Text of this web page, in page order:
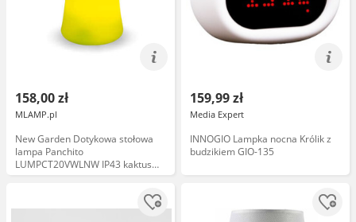
158,00 zł
MLAMP.pl
New Garden Dotykowa stołowa
lampa Panchito
LUMPCT20VWLNW IP43 kaktus
limonkowa
159,99 zł
Media Expert
INNOGIO Lampka nocna Królik z
budzikiem GIO-135